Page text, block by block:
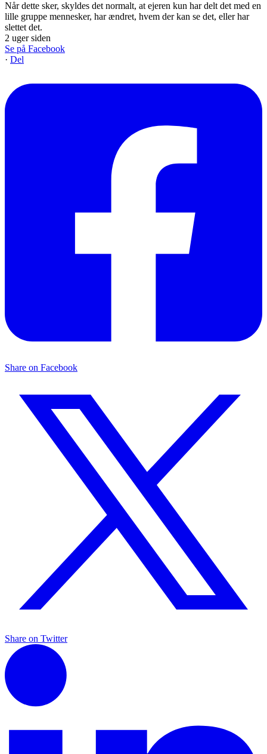
Når dette sker, skyldes det normalt, at ejeren kun har delt det med en
lille gruppe mennesker, har ændret, hvem der kan se det, eller har
slettet det.
2 uger siden
Se på Facebook
· Del
Share on Facebook
Share on Twitter